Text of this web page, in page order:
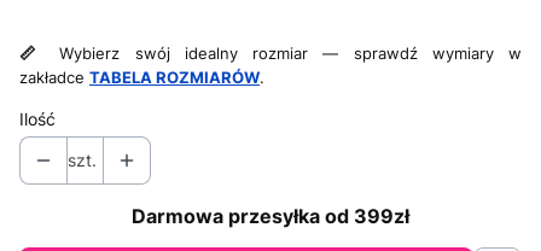
📏
Wybierz swój idealny rozmiar — sprawdź wymiary w
zakładce TABELA ROZMIARÓW.
Ilość
szt.
Darmowa przesyłka od 399zł